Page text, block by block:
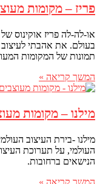
פריז – מקומות
או-לה-לה פריז אוקינוס
בעולם. את אהבתי
תמונות של המקומות
המשך קריאה »
מילנו – מקומות
מילנו -בירת העיצוב
העולמי, על תערוכת
הנישאים ברחובות.
המשך קריאה »